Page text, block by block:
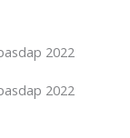
2022
2022